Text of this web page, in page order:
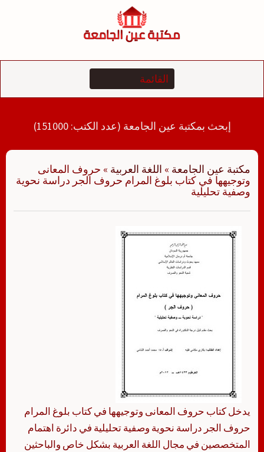
إبحث بمكتبة عين الجامعة (عدد الكتب: 151000)
مكتبة عين الجامعة » اللغة العربية » حروف المعانى
وتوجيهها في كتاب بلوغ المرام حروف الجر دراسة نحوية
وصفية تحليلية
يدخل كتاب حروف المعانى وتوجيهها في كتاب بلوغ المرام
حروف الجر دراسة نحوية وصفية تحليلية في دائرة اهتمام
المتخصصين في مجال اللغة العربية بشكل خاص والباحثين